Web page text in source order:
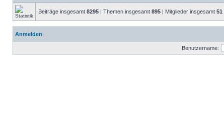
Beiträge insgesamt 8295 | Themen insgesamt 895 | Mitglieder insgesamt 51
Anmelden
Benutzername: